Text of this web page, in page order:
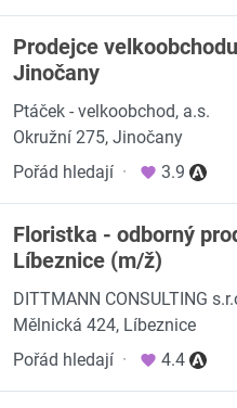
Prodejce
Jinočany
Ptáček - velkoobchod, a.s.
Okružní 275, Jinočany
Pořád hledají · 3.9
Floristka - odborný
Líbeznice (m/ž)
DITTMANN CONSULTING
Mělnická 424, Líbeznice
Pořád hledají · 4.4